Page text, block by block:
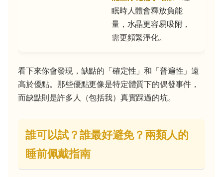
眠時人體會釋放負能
量，水晶更容易吸附，
需更頻繁淨化。
看下來你會發現，缺點的「確定性」和「普遍性」遠
高於優點。那些優點更像是特定體質下的偶發事件，
而缺點則是許多人（包括我）真實踩過的坑。
誰可以試？誰最好避免？兩類人的
睡前佩戴指南